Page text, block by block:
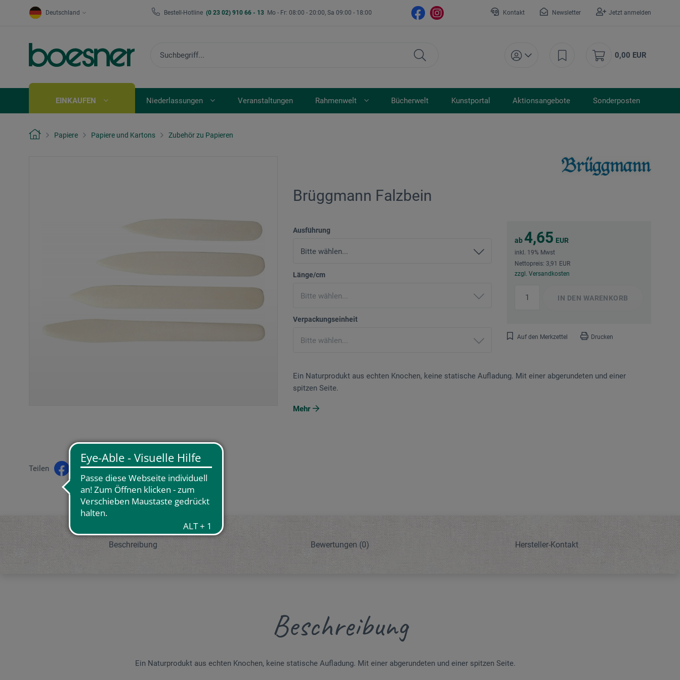
Deutschland Bestell-Hotline (0 23 02) 910 66 - 13 Mo - Fr: 08:00 - 20:00, Sa 09:00 - 18:00 Kontakt Newsletter Jetzt anmelden
0,00 EUR
EINKAUFEN Niederlassungen Veranstaltungen Rahmenwelt Bücherwelt Kunstportal Aktionsangebote Sonderposten
Papiere Papiere und Kartons Zubehör zu Papieren
Brüggmann Falzbein
Ausführung
Länge/cm
Verpackungseinheit
ab 4,65 EUR
inkl. 19% Mwst
Nettopreis: 3,91 EUR
zzgl. Versandkosten
IN DEN WARENKORB
Auf den Merkzettel Drucken
Teilen
Ein Naturprodukt aus echten Knochen, keine statische Aufladung. Mit einer abgerundeten und einer
spitzen Seite.
Mehr
Beschreibung Bewertungen (0) Hersteller-Kontakt
Beschreibung
Ein Naturprodukt aus echten Knochen, keine statische Aufladung. Mit einer abgerundeten und einer spitzen Seite.